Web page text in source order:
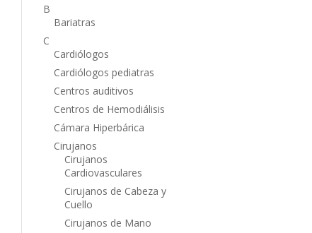
B
Bariatras
C
Cardiólogos
Cardiólogos pediatras
Centros auditivos
Centros de Hemodiálisis
Cámara Hiperbárica
Cirujanos
Cirujanos
Cardiovasculares
Cirujanos de Cabeza y
Cuello
Cirujanos de Mano